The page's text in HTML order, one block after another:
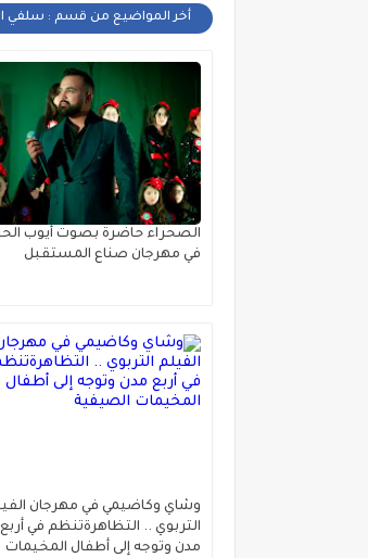
أخر المواضيع من قسم : سلفي
الصحراء حاضرة بصوت أيوب
في مهرجان صناع المستقبل
وشاي وكاضيمي في مهرجان
التربوي .. التظاهرةتنظم في أربع
مدن وتوجه إلى أطفال المخيمات